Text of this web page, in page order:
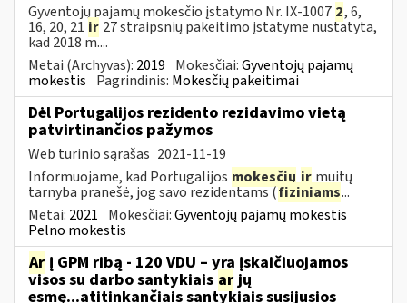
Gyventojų pajamų mokesčio įstatymo Nr. IX-1007 2, 6,
16, 20, 21 ir 27 straipsnių pakeitimo įstatyme nustatyta,
kad 2018 m....
Metai (Archyvas): 2019 Mokesčiai:Gyventojų pajamų
mokestis Pagrindinis: Mokesčių pakeitimai
Dėl Portugalijos rezidento rezidavimo vietą
patvirtinančios pažymos
Web turinio sąrašas 2021-11-19
Informuojame, kad Portugalijos mokesčių ir muitų
tarnyba pranešė, jog savo rezidentams (fiziniams...
Metai: 2021 Mokesčiai:Gyventojų pajamų mokestis
Pelno mokestis
Ar į GPM ribą - 120 VDU – yra įskaičiuojamos
visos su darbo santykiais arjų
esmę...atitinkančiais santykiais susijusios